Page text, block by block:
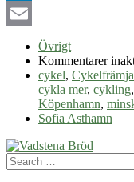
LinkedIn
Övrigt
Kommentarer
cykel,
cykla mer, cykling,
Köpenhamn,
Sofia Asthamn
Search